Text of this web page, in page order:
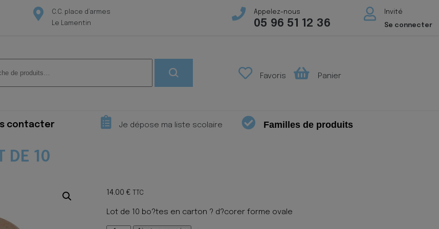
C.C. place d’armes
Le Lamentin
Appelez-nous
05 96 51 12 36
Invité
Se connecter
Favoris Panier
contacter Je dépose ma liste scolaire Familles de produits
DE 10
14.00 € TTC
Lot de 10 bo?tes en carton ? d?corer forme ovale